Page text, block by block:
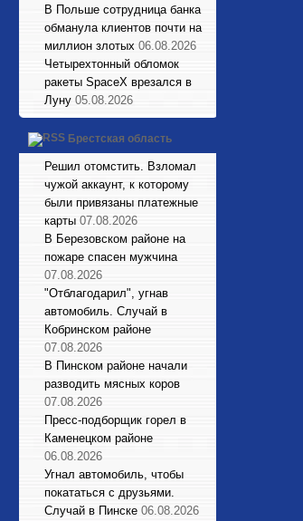
В Польше сотрудница банка
обманула клиентов почти на
миллион злотых 06.08.2026
Четырехтонный обломок
ракеты SpaceX врезался в
Луну 05.08.2026
Брестская область
Решил отомстить. Взломал
чужой аккаунт, к которому
были привязаны платежные
карты 07.08.2026
В Березовском районе на
пожаре спасен мужчина
07.08.2026
"Отблагодарил", угнав
автомобиль. Случай в
Кобринском районе
07.08.2026
В Пинском районе начали
разводить мясных коров
07.08.2026
Пресс-подборщик горел в
Каменецком районе
06.08.2026
Угнал автомобиль, чтобы
покататься с друзьями.
Случай в Пинске 06.08.2026